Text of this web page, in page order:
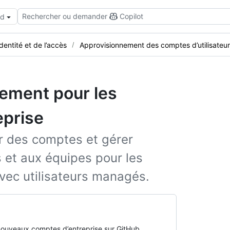
Rechercher ou demander Copilot
et de l’accès Approvisionnement des comptes
pour les
des comptes et gérer
et aux équipes pour les
utilisateurs managés.